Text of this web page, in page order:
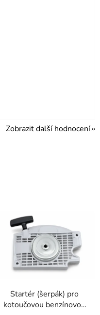
Zobrazit další hodnocení
Startér (šerpák) pro
kotoučovou benzínovou